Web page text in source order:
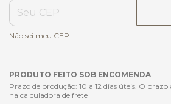
Não sei meu CEP
PRODUTO FEITO SOB ENCOMENDA
Prazo de produção: 10 a 12 dias úteis. O
na calculadora de frete